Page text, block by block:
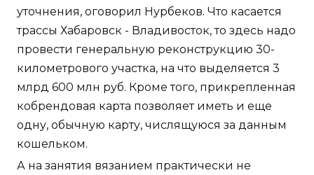
уточнения, оговорил Нурбеков. Что касается
трассы Хабаровск - Владивосток, то здесь надо
провести генеральную реконструкцию 30-
километрового участка, на что выделяется 3
млрд 600 млн руб. Кроме того, прикрепленная
кобрендовая карта позволяет иметь и еще
одну, обычную карту, числящуюся за данным
кошельком.
А на занятия вязанием практически не